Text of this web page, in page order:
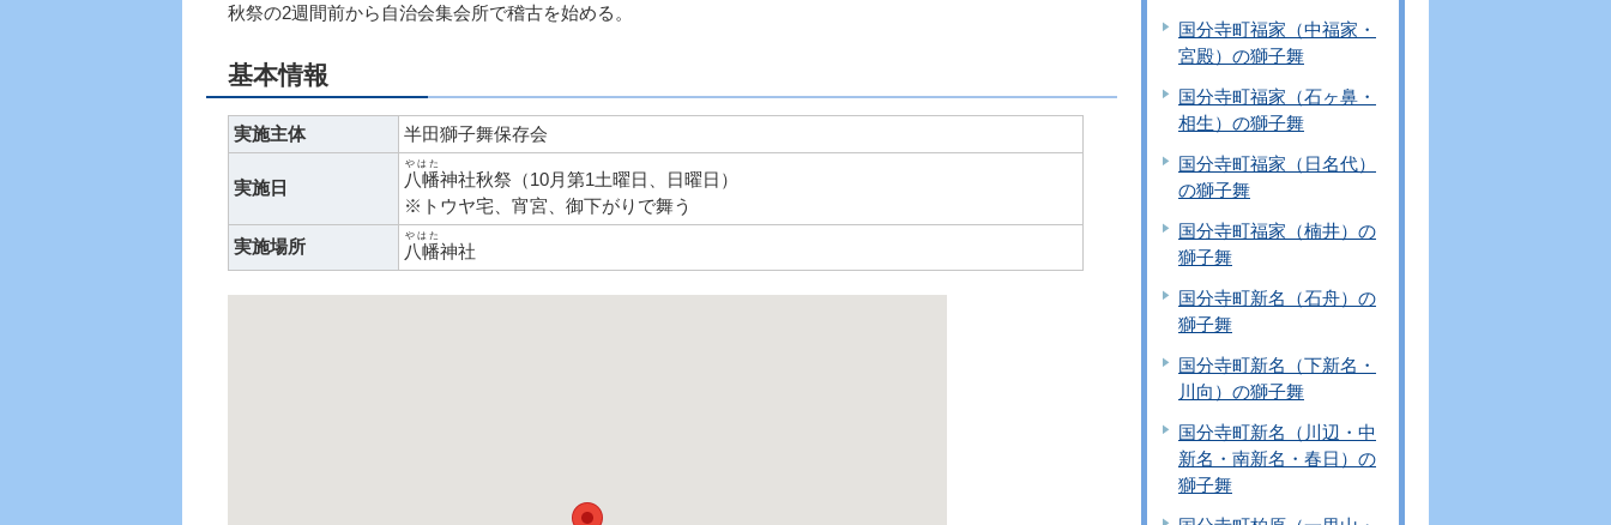
秋祭の2週間前から自治会集会所で稽古を始める。
基本情報
実施主体 半田獅子舞保存会
実施日 八幡
やはた
神社秋祭（10月第1土曜日、日曜日）
※トウヤ宅、宵宮、御下がりで舞う
実施場所
八幡
やはた
神社
国分寺町福家（中福家・
宮殿）の獅子舞
国分寺町福家（石ヶ鼻・
相生）の獅子舞
国分寺町福家（日名代）
の獅子舞
国分寺町福家（楠井）の
獅子舞
国分寺町新名（石舟）の
獅子舞
国分寺町新名（下新名・
川向）の獅子舞
国分寺町新名（川辺・中
新名・南新名・春日）の
獅子舞